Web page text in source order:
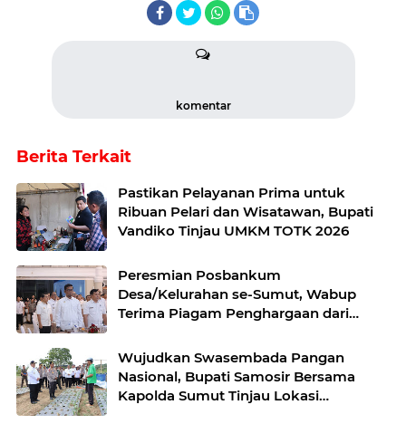
komentar
Berita Terkait
Pastikan Pelayanan Prima untuk
Ribuan Pelari dan Wisatawan, Bupati
Vandiko Tinjau UMKM TOTK 2026
Peresmian Posbankum
Desa/Kelurahan se-Sumut, Wabup
Terima Piagam Penghargaan dari
Wujudkan Swasembada Pangan
Nasional, Bupati Samosir Bersama
Kapolda Sumut Tinjau Lokasi